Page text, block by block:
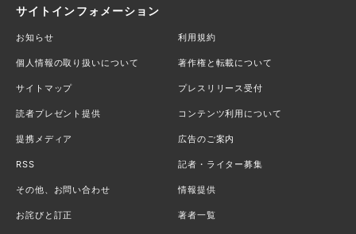
サイトインフォメーション
お知らせ 利用規約
個人情報の取り扱いについて 著作権と転載について
サイトマップ プレスリリース受付
読者プレゼント提供 コンテンツ利用について
提携メディア 広告のご案内
RSS 記者・ライター募集
その他、お問い合わせ 情報提供
お詫びと訂正 著者一覧